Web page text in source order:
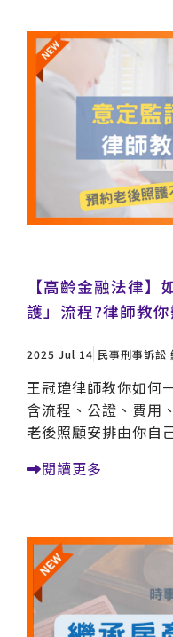
【高齡金融法律
護」流程?律師教
2025 Jul 14 民事刑事訴訟
王冠瑋律師教你如何
含流程、公證、費用
老後照顧安排由你自
閱讀更多